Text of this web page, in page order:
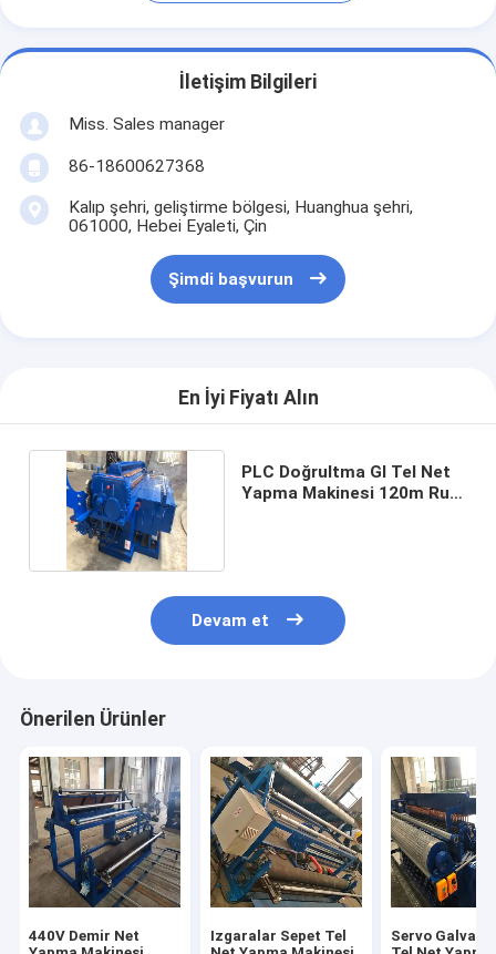
İletişim Bilgileri
Miss. Sales manager
86-18600627368
Kalıp şehri, geliştirme bölgesi, Huanghua şehri,
061000, Hebei Eyaleti, Çin
Şimdi başvurun
En İyi Fiyatı Alın
PLC Doğrultma GI Tel Net
Yapma Makinesi 120m Rulo
Devam et
Önerilen Ürünler
440V Demir Net
Izgaralar Sepet Tel
Servo